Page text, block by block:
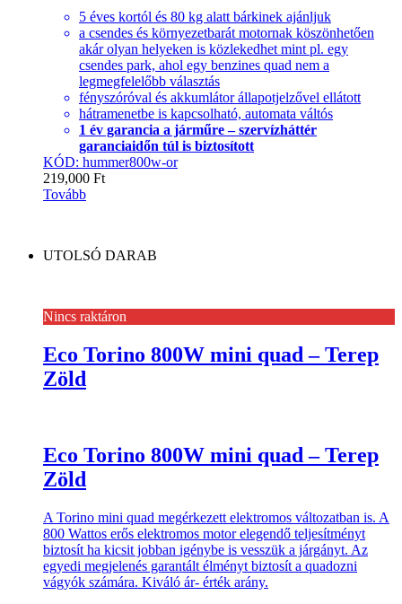
5 éves kortól és 80 kg alatt bárkinek ajánljuk
a csendes és környezetbarát motornak köszönhetően
akár olyan helyeken is közlekedhet mint pl. egy
csendes park, ahol egy benzines quad nem a
legmegfelelőbb választás
fényszóróval és akkumlátor állapotjelzővel ellátott
hátramenetbe is kapcsolható, automata váltós
1 év garancia a járműre – szervízháttér
garanciaidőn túl is biztosított
KÓD: hummer800w-or
219,000 Ft
Tovább
UTOLSÓ DARAB
Nincs raktáron
Eco Torino 800W mini quad – Terep
Zöld
Eco Torino 800W mini quad – Terep
Zöld
A Torino mini quad megérkezett elektromos változatban is. A
800 Wattos erős elektromos motor elegendő teljesítményt
biztosít ha kicsit jobban igénybe is vesszük a járgányt. Az
egyedi megjelenés garantált élményt biztosít a quadozni
vágyók számára. Kiváló ár- érték arány.